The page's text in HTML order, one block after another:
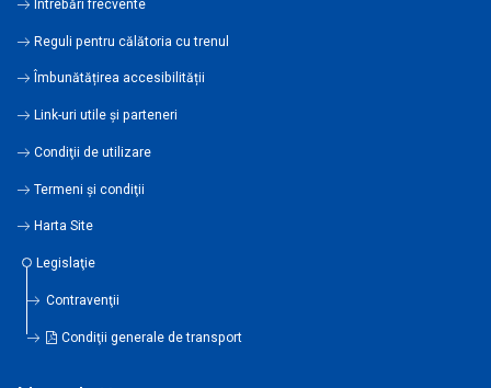
Întrebări frecvente
Reguli pentru călătoria cu trenul
Îmbunătățirea accesibilității
Link-uri utile şi parteneri
Condiţii de utilizare
Termeni şi condiţii
Harta Site
Legislaţie
Contravenţii
Condiţii generale de transport